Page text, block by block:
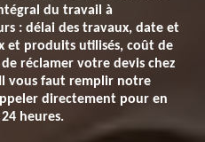
du travail à
: délai des travaux, date et
et produits utilisés, coût de
de réclamer votre devis chez
vous faut remplir notre
directement pour en
heures.